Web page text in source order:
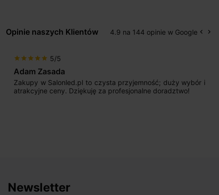
Opinie naszych Klientów 4.9 na 144 opinie w Google keyboard_arrow_left keyboard_arrow_right
duży wybór i
doradztwo!
Jestem bardzo zadowolony.
początku uderzyło mnie
Newsletter